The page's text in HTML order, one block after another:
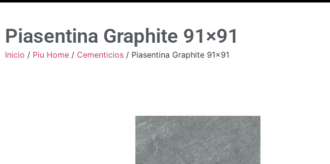
Piasentina Graphite 91×91
Inicio / Piu Home / Cementicios / Piasentina Graphite 91×91